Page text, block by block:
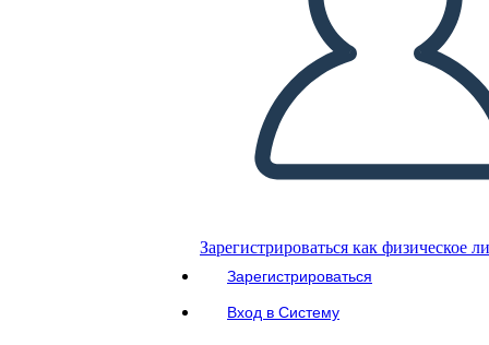
Зарегистрироваться как физическое
Зарегистрироваться
Вход в Систему
ВОСПРОИЗВЕСТИ СЛАЙД-ШОУ
ПОЧИТАЙ МНЕ